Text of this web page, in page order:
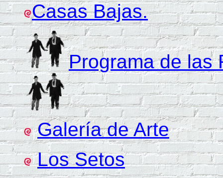
Casas Bajas.
Programa de las
Galería de Arte
Los Setos